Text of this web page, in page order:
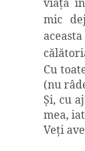
mic
Cu
(nu
Şi, cu
mea,
Veţi